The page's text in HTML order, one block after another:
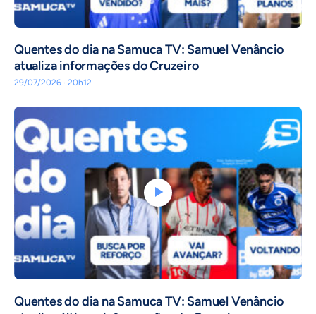
Quentes do dia na Samuca TV: Samuel Venâncio
atualiza informações do Cruzeiro
29/07/2026 · 20h12
Quentes do dia na Samuca TV: Samuel Venâncio